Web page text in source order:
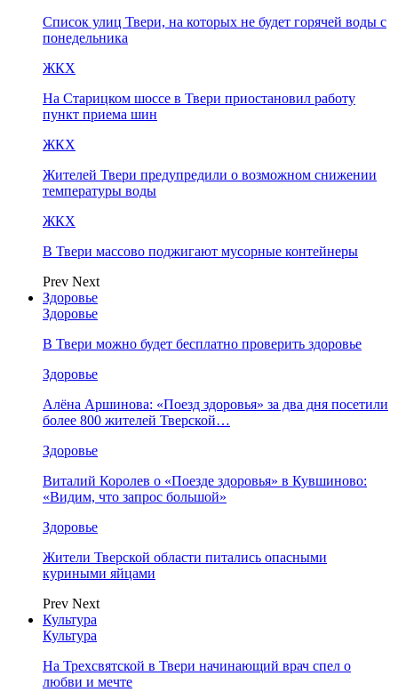
Список улиц Твери, на которых не будет горячей воды с
понедельника
ЖКХ
На Старицком шоссе в Твери приостановил работу
пункт приема шин
ЖКХ
Жителей Твери предупредили о возможном снижении
температуры воды
ЖКХ
В Твери массово поджигают мусорные контейнеры
Prev Next
Здоровье
Здоровье
В Твери можно будет бесплатно проверить здоровье
Здоровье
Алёна Аршинова: «Поезд здоровья» за два дня посетили
более 800 жителей Тверской…
Здоровье
Виталий Королев о «Поезде здоровья» в Кувшиново:
«Видим, что запрос большой»
Здоровье
Жители Тверской области питались опасными
куриными яйцами
Prev Next
Культура
Культура
На Трехсвятской в Твери начинающий врач спел о
любви и мечте